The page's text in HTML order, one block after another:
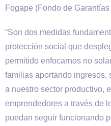
Fogape (Fondo de
“Son dos medidas
protección social que
permitido enfocarnos no
familias aportando ingresos,
a nuestro sector productivo,
emprendedores a través de
puedan seguir funcionando